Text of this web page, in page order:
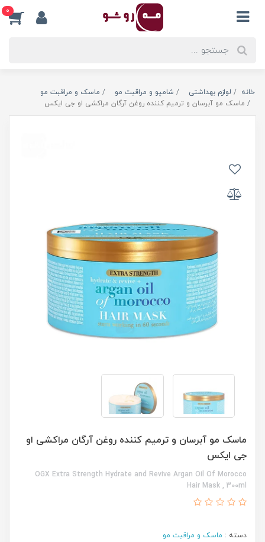
0
خانه لوازم بهداشتی شامپو و مراقبت مو
ماسک و مراقبت مو
ماسک مو آبرسان و ترمیم کننده روغن آرگان مراکشی او جی ایکس
ماسک مو آبرسان و ترمیم کننده روغن آرگان مراکشی او
جی ایکس
OGX Extra Strength Hydrate and Revive Argan Oil Of Morocco
Hair Mask , 300ml
دسته : ماسک و مراقبت مو